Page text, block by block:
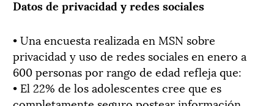
Datos de privacidad y redes sociales
• Una encuesta realizada en MSN sobre
privacidad y uso de redes sociales en enero a
600 personas por rango de edad refleja que:
• El 22% de los adolescentes cree que es